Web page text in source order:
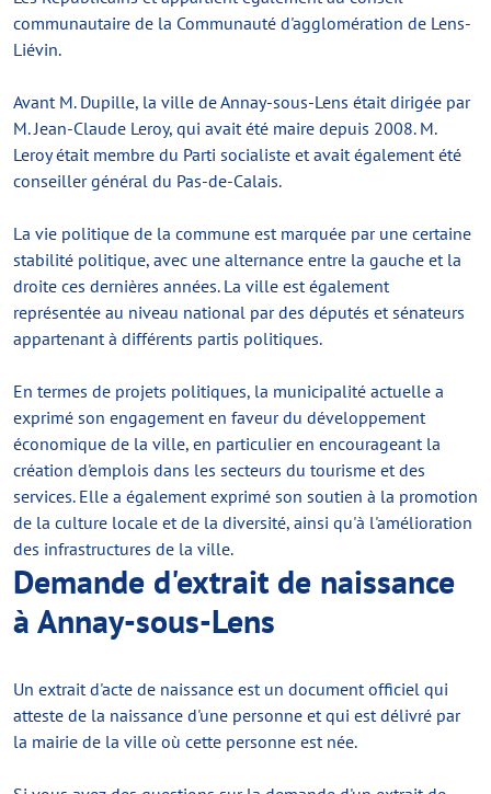
communautaire de la Communauté d'agglomération de Lens-
Liévin.
Avant M. Dupille, la ville de Annay-sous-Lens était dirigée par
M. Jean-Claude Leroy, qui avait été maire depuis 2008. M.
Leroy était membre du Parti socialiste et avait également été
conseiller général du Pas-de-Calais.
La vie politique de la commune est marquée par une certaine
stabilité politique, avec une alternance entre la gauche et la
droite ces dernières années. La ville est également
représentée au niveau national par des députés et sénateurs
appartenant à différents partis politiques.
En termes de projets politiques, la municipalité actuelle a
exprimé son engagement en faveur du développement
économique de la ville, en particulier en encourageant la
création d'emplois dans les secteurs du tourisme et des
services. Elle a également exprimé son soutien à la promotion
de la culture locale et de la diversité, ainsi qu'à l'amélioration
des infrastructures de la ville.
Demande d'extrait de naissance
à Annay-sous-Lens
Un extrait d'acte de naissance est un document officiel qui
atteste de la naissance d'une personne et qui est délivré par
la mairie de la ville où cette personne est née.